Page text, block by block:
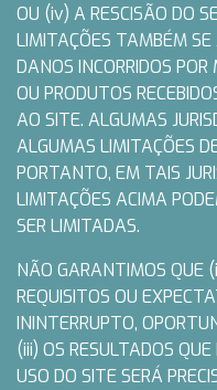
OU (iv) A RESCISÃO DO
LIMITAÇÕES TAMBÉM
DANOS INCORRIDOS
OU PRODUTOS
AO SITE. ALGUMAS
ALGUMAS LIMITAÇÕES
PORTANTO, EM TAIS
LIMITAÇÕES ACIMA
SER LIMITADAS.
NÃO GARANTIMOS QUE
REQUISITOS OU
ININTERRUPTO,
(iii) OS RESULTADOS
USO DO SITE SERÁ